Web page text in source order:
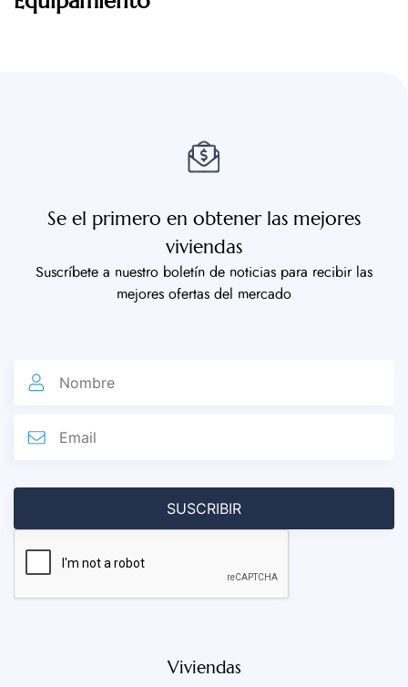
Se el primero en obtener las mejores
viviendas
Suscríbete a nuestro boletín de noticias para recibir las
mejores ofertas del mercado
Viviendas